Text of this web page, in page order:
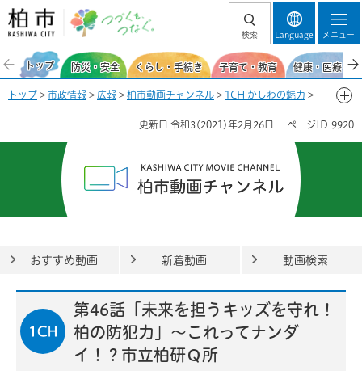
柏市 つづくを、
検索 Language メニュー
トップ 防災・安全 くらし・手続き 子育て・教育 健康・医療・
トップ > 市政情報 > 広報 > 柏市動画チャンネル > 1CH かしわの魅力 >
更新日 令和3(2021)年2月26日 ページID 9920
おすすめ動画 新着動画 動画検索
第46話「未来を担うキッズを守れ！
柏の防犯力」～これってナンダ
イ！？市立柏研Ｑ所